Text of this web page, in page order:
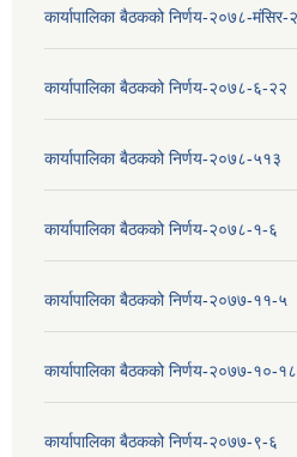
कार्यापालिका बैठकको निर्णय-२०७८-मंसिर-
कार्यापालिका बैठकको निर्णय-२०७८-६-२२
कार्यापालिका बैठकको निर्णय-२०७८-५१३
कार्यापालिका बैठकको निर्णय-२०७८-१-६
कार्यापालिका बैठकको निर्णय-२०७७-११-५
कार्यापालिका बैठकको निर्णय-२०७७-१०-१८
कार्यापालिका बैठकको निर्णय-२०७७-९-६